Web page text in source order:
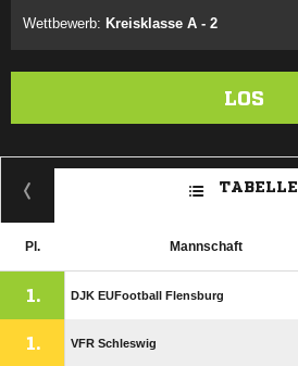
Wettbewerb: Kreisklasse A - 2
LOS
TABELLE
Pl. Mannschaft
1. DJK EUFootball Flensburg
1. VFR Schleswig